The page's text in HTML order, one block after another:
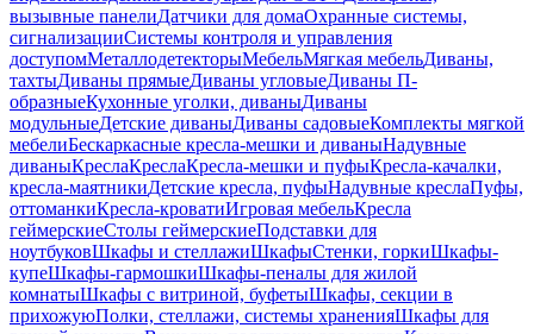
вызывные панелиДатчики для домаОхранные системы,
сигнализацииСистемы контроля и управления
доступомМеталлодетекторыМебельМягкая мебельДиваны,
тахтыДиваны прямыеДиваны угловыеДиваны П-
образныеКухонные уголки, диваныДиваны
модульныеДетские диваныДиваны садовыеКомплекты мягкой
мебелиБескаркасные кресла-мешки и диваныНадувные
диваныКреслаКреслаКресла-мешки и пуфыКресла-качалки,
кресла-маятникиДетские кресла, пуфыНадувные креслаПуфы,
оттоманкиКресла-кроватиИгровая мебельКресла
геймерскиеСтолы геймерскиеПодставки для
ноутбуковШкафы и стеллажиШкафыСтенки, горкиШкафы-
купеШкафы-гармошкиШкафы-пеналы для жилой
комнатыШкафы с витриной, буфетыШкафы, секции в
прихожуюПолки, стеллажи, системы храненияШкафы для